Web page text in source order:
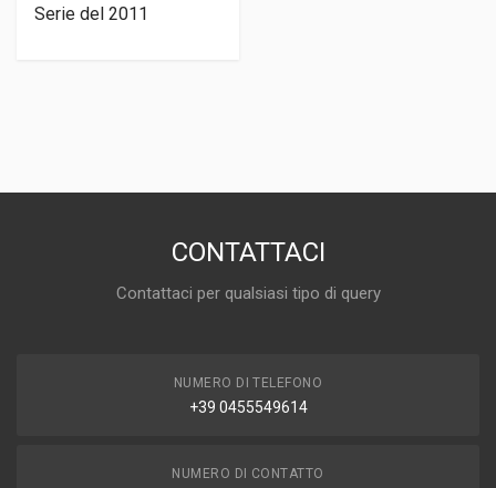
Serie del 2011
CONTATTACI
Contattaci per qualsiasi tipo di query
NUMERO DI TELEFONO
+39 0455549614
NUMERO DI CONTATTO